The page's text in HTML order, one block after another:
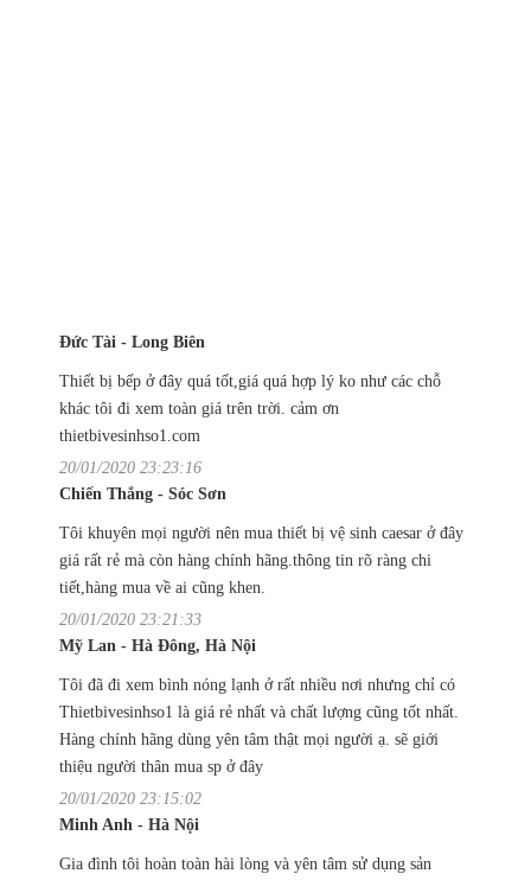
Đức Tài - Long Biên
Thiết bị bếp ở đây quá tốt,giá quá hợp lý ko như các chỗ
khác tôi đi xem toàn giá trên trời. cảm ơn
thietbivesinhso1.com
20/01/2020 23:23:16
Chiến Thắng - Sóc Sơn
Tôi khuyên mọi người nên mua thiết bị vệ sinh caesar ở đây
giá rất rẻ mà còn hàng chính hãng.thông tin rõ ràng chi
tiết,hàng mua về ai cũng khen.
20/01/2020 23:21:33
Mỹ Lan - Hà Đông, Hà Nội
Tôi đã đi xem bình nóng lạnh ở rất nhiều nơi nhưng chỉ có
Thietbivesinhso1 là giá rẻ nhất và chất lượng cũng tốt nhất.
Hàng chính hãng dùng yên tâm thật mọi người ạ. sẽ giới
thiệu người thân mua sp ở đây
20/01/2020 23:15:02
Minh Anh - Hà Nội
Gia đình tôi hoàn toàn hài lòng và yên tâm sử dụng sản